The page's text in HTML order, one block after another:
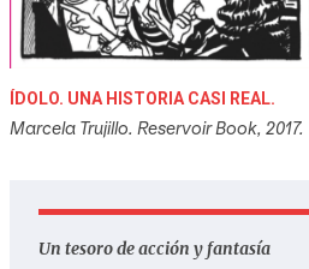
ÍDOLO. UNA HISTORIA CASI REAL.
Marcela Trujillo. Reservoir Book, 2017.
Un tesoro de acción y fantasía